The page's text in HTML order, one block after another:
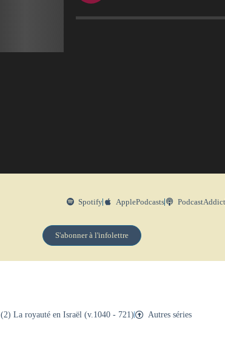
Spotify ApplePodcasts PodcastAddict
S'abonner à l'infolettre
(2) La royauté en Israël (v.1040 - 721) Autres séries